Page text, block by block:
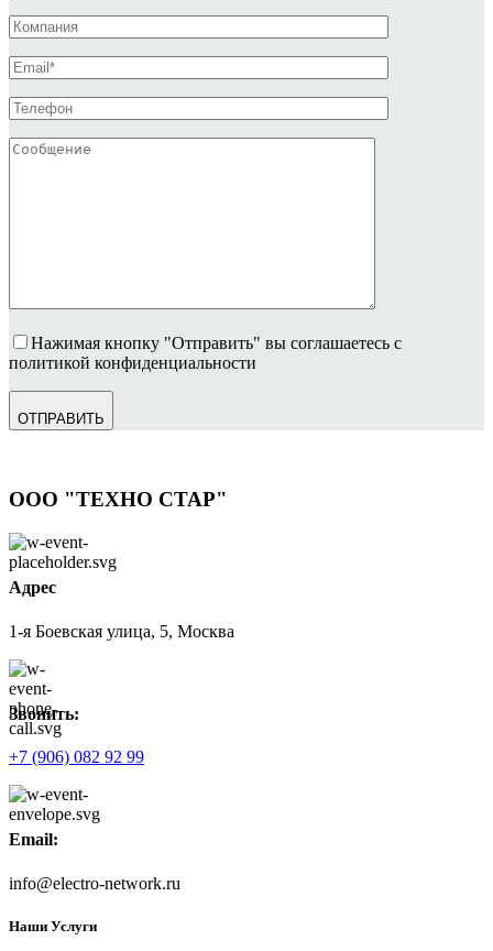
Нажимая кнопку "Отправить" вы соглашаетесь с
политикой конфиденциальности
ОТПРАВИТЬ
ООО "ТЕХНО СТАР"
Адрес
1-я Боевская улица, 5, Москва
Звонить:
+7 (906) 082 92 99
Email:
info@electro-network.ru
Наши Услуги